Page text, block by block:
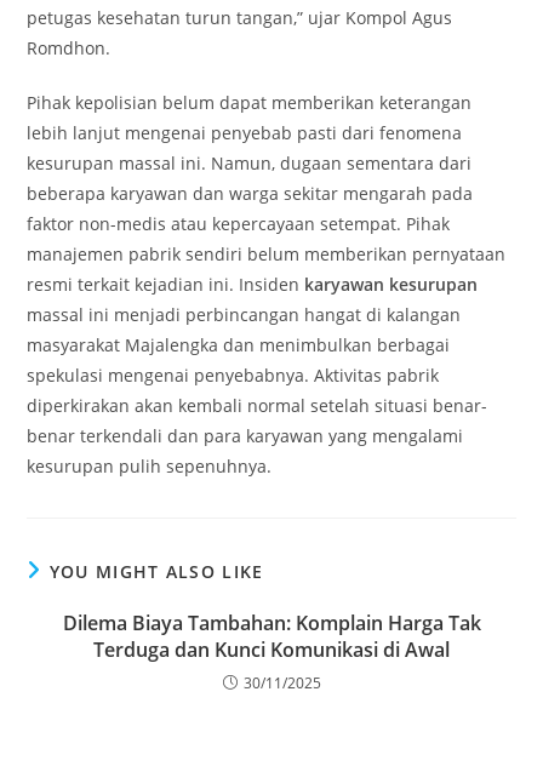
petugas kesehatan turun tangan,” ujar Kompol Agus
Romdhon.
Pihak kepolisian belum dapat memberikan keterangan
lebih lanjut mengenai penyebab pasti dari fenomena
kesurupan massal ini. Namun, dugaan sementara dari
beberapa karyawan dan warga sekitar mengarah pada
faktor non-medis atau kepercayaan setempat. Pihak
manajemen pabrik sendiri belum memberikan pernyataan
resmi terkait kejadian ini. Insiden karyawan kesurupan
massal ini menjadi perbincangan hangat di kalangan
masyarakat Majalengka dan menimbulkan berbagai
spekulasi mengenai penyebabnya. Aktivitas pabrik
diperkirakan akan kembali normal setelah situasi benar-
benar terkendali dan para karyawan yang mengalami
kesurupan pulih sepenuhnya.
YOU MIGHT ALSO LIKE
Dilema Biaya Tambahan: Komplain Harga Tak
Terduga dan Kunci Komunikasi di Awal
30/11/2025